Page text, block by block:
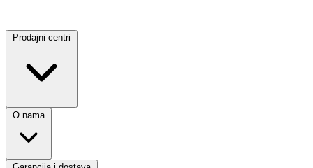
Prodajni centri
O nama